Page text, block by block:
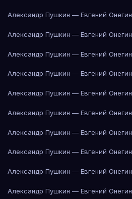
Александр Пушкин — Евгений Онегин
Александр Пушкин — Евгений Онегин
Александр Пушкин — Евгений Онегин
Александр Пушкин — Евгений Онегин
Александр Пушкин — Евгений Онегин
Александр Пушкин — Евгений Онегин
Александр Пушкин — Евгений Онегин
Александр Пушкин — Евгений Онегин
Александр Пушкин — Евгений Онегин
Александр Пушкин — Евгений Онегин